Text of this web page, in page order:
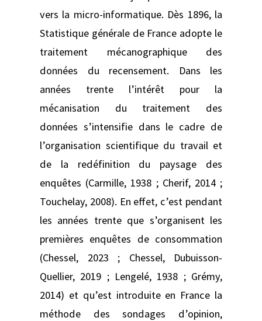
vers la micro-informatique. Dès 1896, la
Statistique générale de France adopte le
traitement mécanographique des
données du recensement. Dans les
années trente l’intérêt pour la
mécanisation du traitement des
données s’intensifie dans le cadre de
l’organisation scientifique du travail et
de la redéfinition du paysage des
enquêtes (Carmille, 1938 ; Cherif, 2014 ;
Touchelay, 2008). En effet, c’est pendant
les années trente que s’organisent les
premières enquêtes de consommation
(Chessel, 2023 ; Chessel, Dubuisson-
Quellier, 2019 ; Lengelé, 1938 ; Grémy,
2014) et qu’est introduite en France la
méthode des sondages d’opinion,